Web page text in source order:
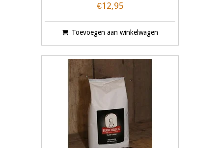
€12,95
Toevoegen aan winkelwagen